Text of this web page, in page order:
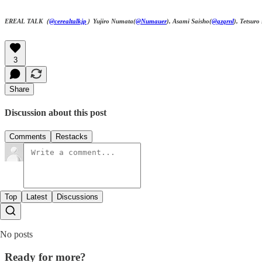
EREAL TALK（@cerealtalkjp ）Yujiro Numata(@Numauer), Asami Saisho(@qzqrnl),
3
Share
Discussion about this post
Comments Restacks
Top Latest Discussions
No posts
Ready for more?